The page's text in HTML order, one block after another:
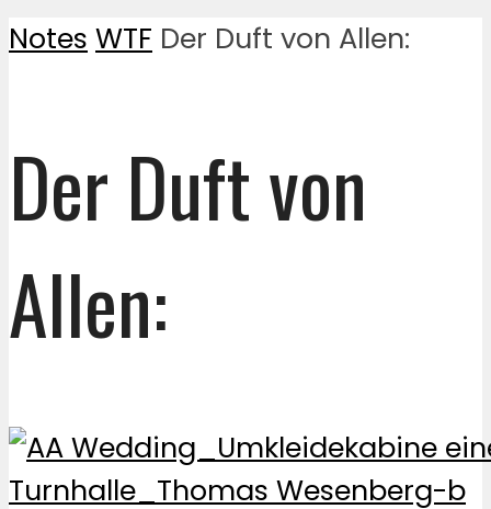
Notes WTF Der Duft von Allen:
Der Duft von
Allen: